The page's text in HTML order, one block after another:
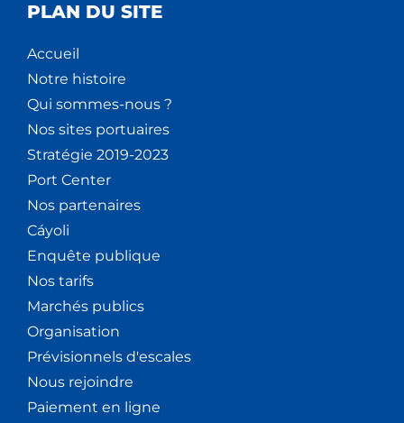
PLAN DU SITE
Accueil
Notre histoire
Qui sommes-nous ?
Nos sites portuaires
Stratégie 2019-2023
Port Center
Nos partenaires
Cáyoli
Enquête publique
Nos tarifs
Marchés publics
Organisation
Prévisionnels d'escales
Nous rejoindre
Paiement en ligne